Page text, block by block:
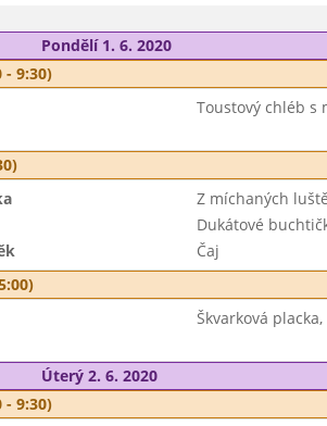
Pondělí 1. 6. 2020
- 9:30)
Toustový chléb s
Z míchaných
Dukátové
Čaj
Škvarková
Úterý 2. 6. 2020
- 9:30)